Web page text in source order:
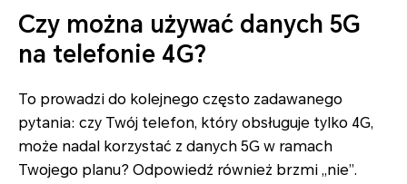
Czy można używać danych 5G
na telefonie 4G?
To prowadzi do kolejnego często zadawanego
pytania: czy Twój telefon, który obsługuje tylko 4G,
może nadal korzystać z danych 5G w ramach
Twojego planu? Odpowiedź również brzmi „nie”.